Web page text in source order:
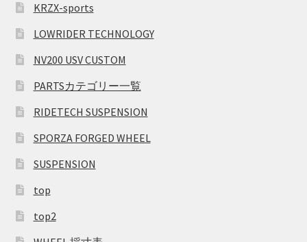
KRZX-sports
LOWRIDER TECHNOLOGY
NV200 USV CUSTOM
PARTSカテゴリー一覧
RIDETECH SUSPENSION
SPORZA FORGED WHEEL
SUSPENSION
top
top2